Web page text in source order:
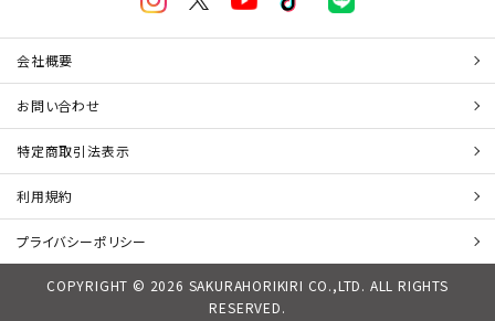
会社概要
お問い合わせ
特定商取引法表示
利用規約
プライバシーポリシー
COPYRIGHT © 2026 SAKURAHORIKIRI CO.,LTD. ALL RIGHTS
RESERVED.